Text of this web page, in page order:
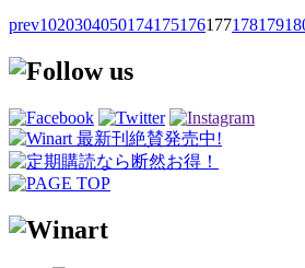
prev1020304050174175176177178179